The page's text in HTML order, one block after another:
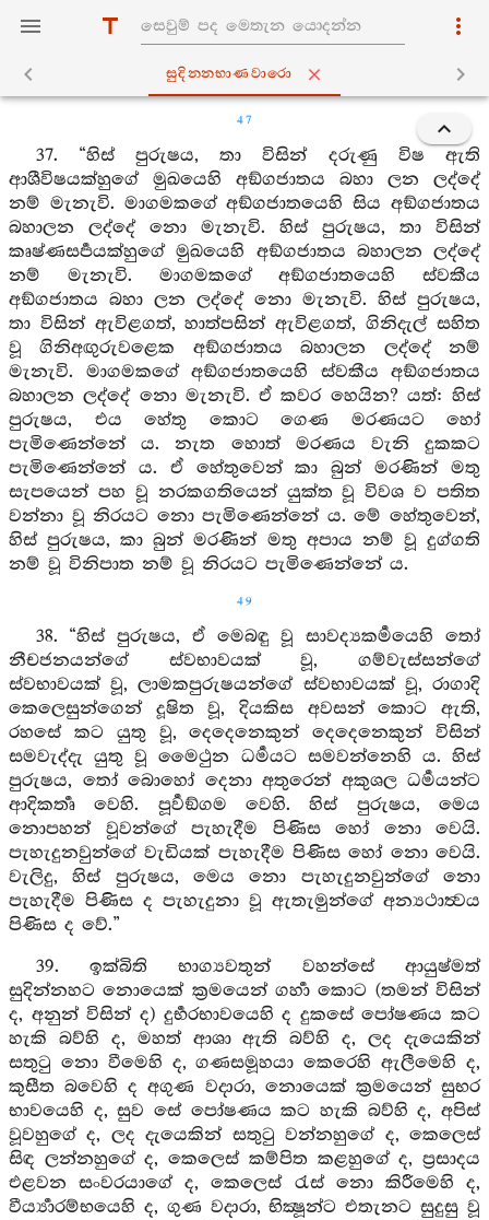
සුදින‍්නභාණවාරො
47
37. “හිස් පුරුෂය, තා විසින් දරුණු විෂ ඇති
ආශීවිෂයක්හුගේ මුඛයෙහි අඞ්ගජාතය බහා ලන ලද්දේ
නම් මැනැවි. මාගමකගේ අඞ්ගජාතයෙහි සිය අඞ්ගජාතය
බහාලන ලද්දේ නො මැනැවි. හිස් පුරුෂය, තා විසින්
කෘෂ්ණසර්‍පයක්හුගේ මුඛයෙහි අඞ්ගජාතය බහාලන ලද්දේ
නම් මැනැවි. මාගමකගේ අඞ්ගජාතයෙහි ස්වකීය
අඞ්ගජාතය බහා ලන ලද්දේ නො මැනැවි. හිස් පුරුෂය,
තා විසින් ඇවිළගත්, හාත්පසින් ඇවිළගත්, ගිනිදැල් සහිත
වූ ගිනිඅඟුරුවළෙක අඞ්ගජාතය බහාලන ලද්දේ නම්
මැනැවි. මාගමකගේ අඞ්ගජාතයෙහි ස්වකීය අඞ්ගජාතය
බහාලන ලද්දේ නො මැනැවි. ඒ කවර හෙයින? යත්: හිස්
පුරුෂය, එය හේතු කොට ගෙණ මරණයට හෝ
පැමිණෙන්නේ ය. නැත හොත් මරණය වැනි දුකකට
පැමිණෙන්නේ ය. ඒ හේතුවෙන් කා බුන් මරණින් මතු
සැපයෙන් පහ වූ නරකගතියෙන් යුක්ත වූ විවශ ව පතිත
වන්නා වූ නිරයට නො පැමිණෙන්නේ ය. මේ හේතුවෙන්,
හිස් පුරුෂය, කා බුන් මරණින් මතු අපාය නම් වූ දුග්ගති
නම් වූ විනිපාත නම් වූ නිරයට පැමිණෙන්නේ ය.
49
38. “හිස් පුරුෂය, ඒ මෙබඳු වූ සාවද්‍යකර්‍මයෙහි තෝ
නීචජනයන්ගේ ස්වභාවයක් වූ, ගම්වැස්සන්ගේ
ස්වභාවයක් වූ, ලාමකපුරුෂයන්ගේ ස්වභාවයක් වූ, රාගාදි
කෙලෙසුන්ගෙන් දූෂිත වූ, දියකිස අවසන් කොට ඇති,
රහසේ කට යුතු වූ, දෙදෙනෙකුන් දෙදෙනෙකුන් විසින්
සමවැද්දැ යුතු වූ මෛථුන ධර්‍මයට සමවන්නෙහි ය. හිස්
පුරුෂය, තෝ බොහෝ දෙනා අතුරෙන් අකුශල ධර්‍මයන්ට
ආදිකර්‍තෘ වෙහි. පූර්‍වඞ්ගම වෙහි. හිස් පුරුෂය, මෙය
නොපහන් වූවන්ගේ පැහැදීම පිණිස හෝ නො වෙයි.
පැහැදුනවුන්ගේ වැඩියක් පැහැදීම පිණිස හෝ නො වෙයි.
වැලිදු, හිස් පුරුෂය, මෙය නො පැහැදුනවුන්ගේ නො
පැහැදීම පිණිස ද පැහැදුනා වූ ඇතැමුන්ගේ අන්‍යථාත්‍වය
පිණිස ද වේ.”
39. ඉක්බිති භාග්‍යවතුන් වහන්සේ ආයුෂ්මත්
සුදින්නහට නොයෙක් ක්‍රමයෙන් ගර්‍හා කොට (තමන් විසින්
ද, අනුන් විසින් ද) දුර්‍භරභාවයෙහි ද දුකසේ පෝෂණය කට
හැකි බව්හි ද, මහත් ආශා ඇති බව්හි ද, ලද දැයෙකින්
සතුටු නො වීමෙහි ද, ගණසමූහයා කෙරෙහි ඇලීමෙහි ද,
කුසීත බවෙහි ද අගුණ වදාරා, නොයෙක් ක්‍රමයෙන් සුභර
භාවයෙහි ද, සුව සේ පෝෂණය කට හැකි බව්හි ද, අපිස්
වූවහුගේ ද, ලද දැයෙකින් සතුටු වන්නහුගේ ද, කෙලෙස්
සිඳ ලන්නහුගේ ද, කෙලෙස් කම්පිත කළහුගේ ද, ප්‍රසාදය
එළවන සංවරයාගේ ද, කෙලෙස් රැස් නො කිරීමෙහි ද,
වීර්‍ය්‍යාරම්භයෙහි ද, ගුණ වදාරා, භික්‍ෂූන්ට එතැනට සුදුසු වූ